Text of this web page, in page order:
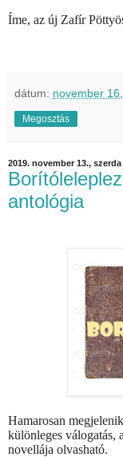
Íme, az új Zafír
dátum: november
Megosztás
2019. november 13., szerda
antológia
Hamarosan
különleges válogatás,
novellája olvasható.